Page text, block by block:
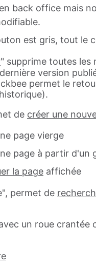
back office mais
est gris, tout le
" supprime toutes les
version
permet le
de créer une
page vierge
page à partir d'un
la page affichée
permet de
un roue crantée